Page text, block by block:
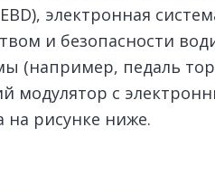
электронная
и безопасности
(например, педаль
модулятор с
на рисунке ниже.